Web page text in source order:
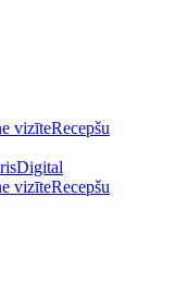
vizīteRecepšu
vizīteRecepšu